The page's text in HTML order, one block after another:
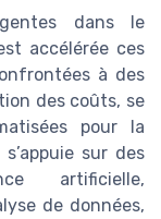
dans le
accélérée ces
à des
des coûts, se
pour la
sur des
artificielle,
de données,